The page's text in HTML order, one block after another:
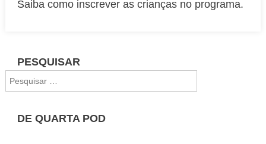
Saiba como inscrever as crianças no programa.
PESQUISAR
por:
DE QUARTA POD